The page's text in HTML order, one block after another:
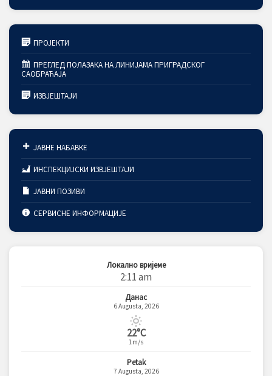
ПРОЈЕКТИ
ПРЕГЛЕД ПОЛАЗАКА НА ЛИНИЈАМА ПРИГРАДСКОГ
САОБРАЋАЈА
ИЗВЈЕШТАЈИ
ЈАВНЕ НАБАВКЕ
ИНСПЕКЦИЈСКИ ИЗВЈЕШТАЈИ
ЈАВНИ ПОЗИВИ
СЕРВИСНЕ ИНФОРМАЦИЈЕ
Локално вријеме
2:11 am
Данас
6 Augusta, 2026
22°C
1m/s
Petak
7 Augusta, 2026